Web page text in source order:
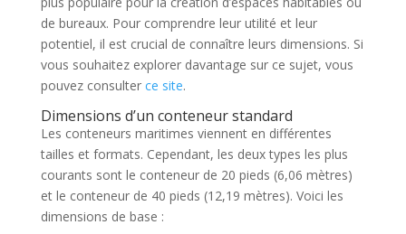
de bureaux. Pour comprendre leur utilité et leur
potentiel, il est crucial de connaître leurs dimensions. Si
vous souhaitez explorer davantage sur ce sujet, vous
pouvez consulter ce site.
Dimensions d’un conteneur standard
Les conteneurs maritimes viennent en différentes
tailles et formats. Cependant, les deux types les plus
courants sont le conteneur de 20 pieds (6,06 mètres)
et le conteneur de 40 pieds (12,19 mètres). Voici les
dimensions de base :